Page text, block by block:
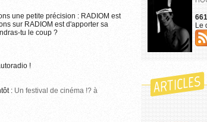
une petite précision : RADIOM est
sur RADIOM est d'apporter sa
tu le coup ?
!
: Un festival de cinéma !? à
661
Le
ARTICLES